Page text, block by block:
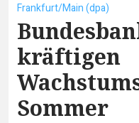
Frankfurt/Main (dpa)
kräftigen
Sommer